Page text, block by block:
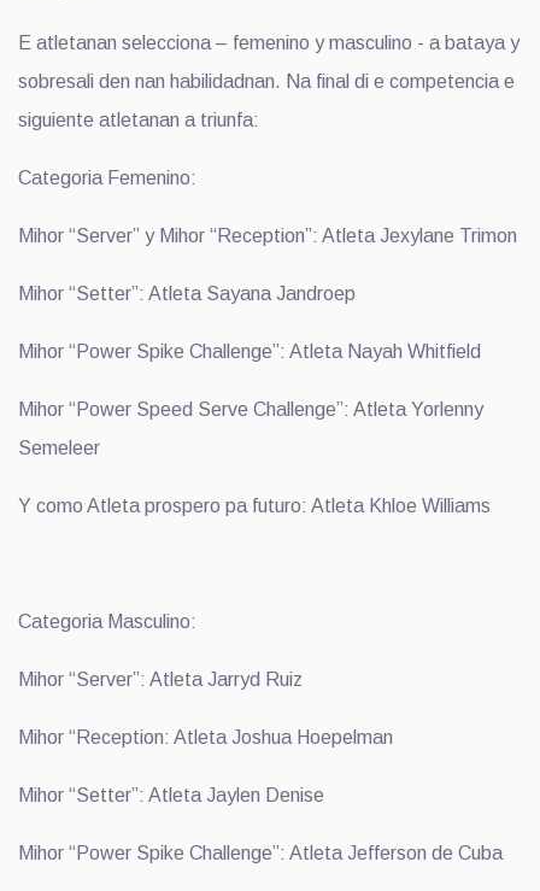
E atletanan selecciona – femenino y masculino - a bataya y
sobresali den nan habilidadnan. Na final di e competencia e
siguiente atletanan a triunfa:
Categoria Femenino:
Mihor “Server” y Mihor “Reception”: Atleta Jexylane Trimon
Mihor “Setter”: Atleta Sayana Jandroep
Mihor “Power Spike Challenge”: Atleta Nayah Whitfield
Mihor “Power Speed Serve Challenge”: Atleta Yorlenny
Semeleer
Y como Atleta prospero pa futuro: Atleta Khloe Williams
Categoria Masculino:
Mihor “Server”: Atleta Jarryd Ruiz
Mihor “Reception: Atleta Joshua Hoepelman
Mihor “Setter”: Atleta Jaylen Denise
Mihor “Power Spike Challenge”: Atleta Jefferson de Cuba